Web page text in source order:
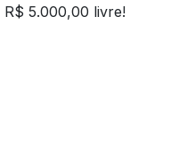
R$ 5.000,00 livre!